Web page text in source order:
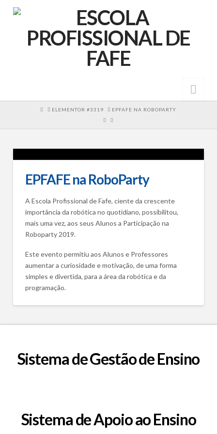
HOMEELEMENTOR #3319 EPFAFE NA ROBOPARTY
EPFAFE na RoboParty
A Escola Profissional de Fafe, ciente da crescente
importância da robótica no quotidiano, possibilitou,
mais uma vez, aos seus Alunos a Participação na
Roboparty 2019.
Este evento permitiu aos Alunos e Professores
aumentar a curiosidade e motivação, de uma forma
simples e divertida, para a área da robótica e da
programação.
Sistema de Gestão de Ensino
Sistema de Apoio ao Ensino